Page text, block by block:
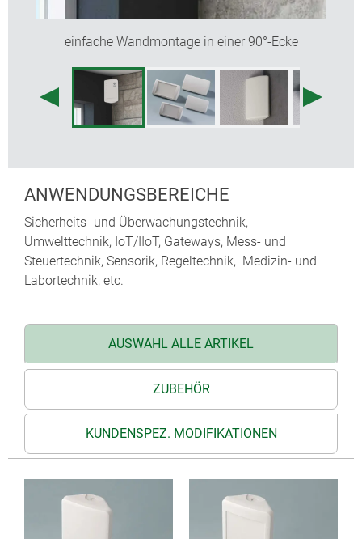
einfache Wandmontage in einer 90°-Ecke
ANWENDUNGSBEREICHE
Sicherheits- und Überwachungstechnik,
Umwelttechnik, IoT/IIoT, Gateways, Mess- und
Steuertechnik, Sensorik, Regeltechnik, Medizin- und
Labortechnik, etc.
AUSWAHL ALLE ARTIKEL
ZUBEHÖR
KUNDENSPEZ. MODIFIKATIONEN